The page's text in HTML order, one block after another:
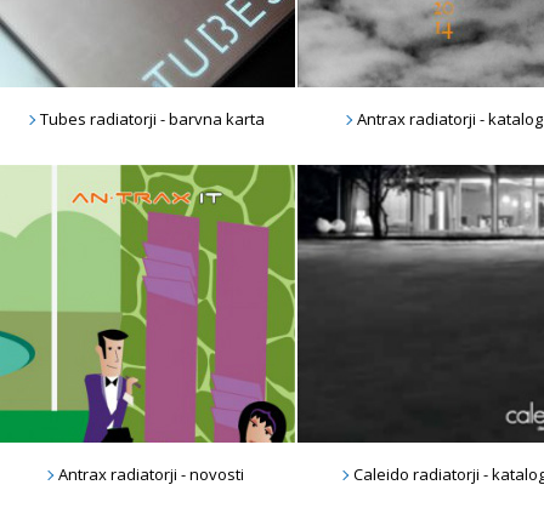
Tubes radiatorji - barvna karta Antrax radiatorji - katalog
Antrax radiatorji - novosti Caleido radiatorji -